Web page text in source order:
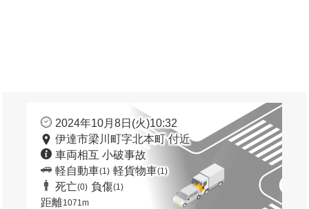
2024年10月8日(火)10:32
伊達市梁川町字北本町 付近
車両相互 小破事故
軽自動車(1) 軽貨物車(1)
死亡(0) 負傷(1)
距離1071m